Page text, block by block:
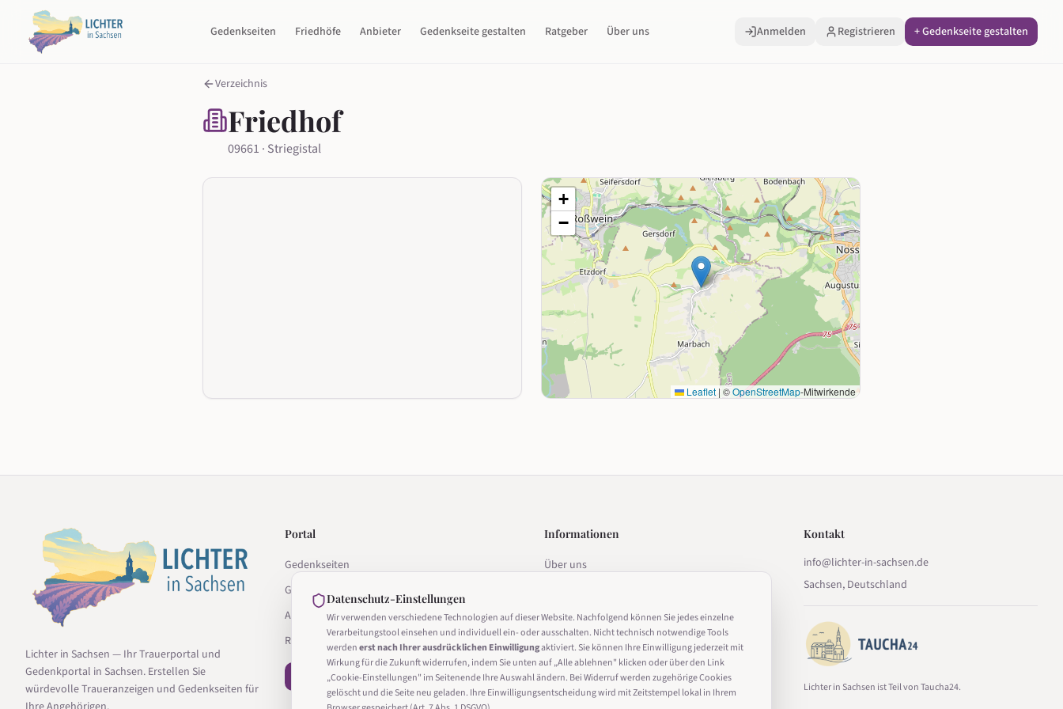
Gedenkseiten Friedhöfe Anbieter Gedenkseite gestalten Ratgeber Über uns Anmelden Registrieren + Gedenkseite gestalten
Verzeichnis
Friedhof
09661 · Striegistal
+
−
Leaflet | ©OpenStreetMap-Mitwirkende
Lichter in Sachsen — Ihr Trauerportal und
Gedenkportal in Sachsen. Erstellen Sie
würdevolle Traueranzeigen und Gedenkseiten für
Portal
Gedenkseiten
Gedenkseite gestalten
Anbieter
Ratgeber
− Vertrag widerrufen
Informationen
Über uns
Impressum
Nutzungsbedingungen
Cookie-Einstellungen
Kontakt
info@lichter-in-sachsen.de
Sachsen, Deutschland
Lichter in Sachsen ist Teil von Taucha24.
Datenschutz-Einstellungen
Wir verwenden verschiedene Technologien auf dieser Website. Nachfolgend können Sie jedes einzelne
Verarbeitungstool einsehen und individuell ein- oder ausschalten. Nicht technisch notwendige Tools
werdenerst nach Ihrer ausdrücklichen Einwilligungaktiviert. Sie können Ihre Einwilligung jederzeit mit
Wirkung für die Zukunft widerrufen, indem Sie unten auf „Alle ablehnen" klicken oder über den Link
„Cookie-Einstellungen" im Seitenende Ihre Auswahl ändern. Bei Widerruf werden zugehörige Cookies
gelöscht und die Seite neu geladen. Ihre Einwilligungsentscheidung wird mit Zeitstempel lokal in Ihrem